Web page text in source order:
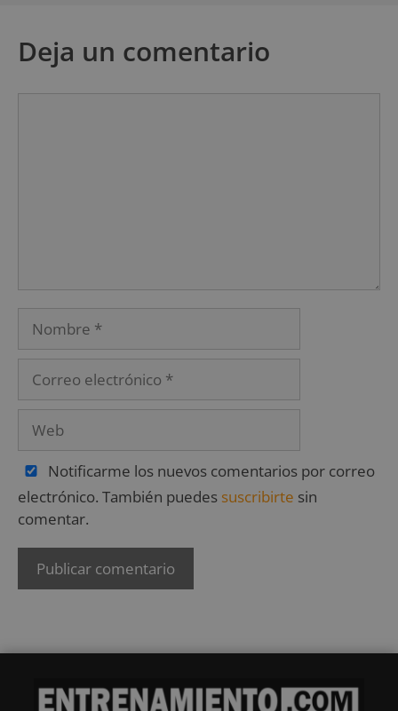
Deja un comentario
Notificarme los nuevos comentarios por correo
electrónico. También puedes suscribirte sin
comentar.